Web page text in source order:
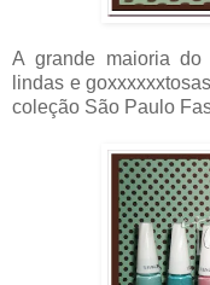
A grande maioria
lindas e
coleção São Paulo